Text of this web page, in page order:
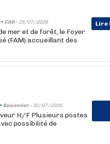
CDD - 25/07/2026 Lire
mer et de forêt, le Foyer
(FAM) accueillant des
Saisonnier - 30/07/2026
H/F Plusieurs postes
possibilité de